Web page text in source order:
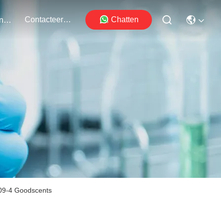
Evenementen Contacteer Ons Chatten
4 Goodscents